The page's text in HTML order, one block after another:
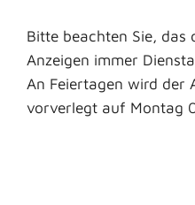
Bitte beachten Sie, das
Anzeigen immer
An Feiertagen wird der
vorverlegt auf Montag